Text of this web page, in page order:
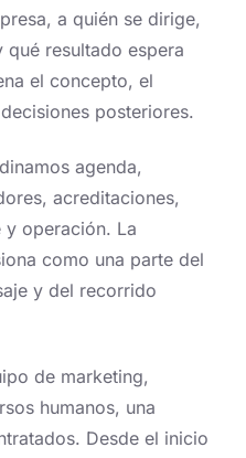
a quién se dirige,
resultado espera
el concepto, el
posteriores.
agenda,
acreditaciones,
y operación. La
como una parte del
y del recorrido
de marketing,
humanos, una
Desde el inicio